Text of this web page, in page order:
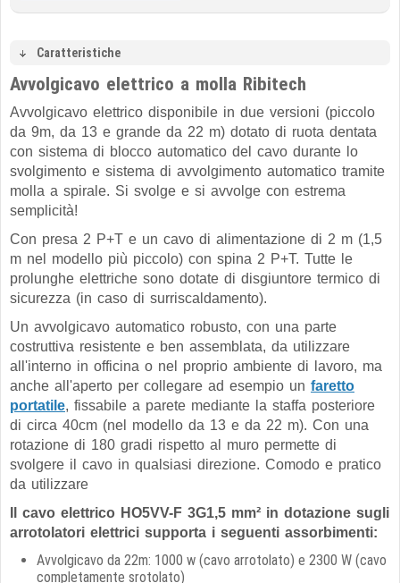
Caratteristiche
Avvolgicavo elettrico a molla Ribitech
Avvolgicavo elettrico disponibile in due versioni (piccolo
da 9m, da 13 e grande da 22 m) dotato di ruota dentata
con sistema di blocco automatico del cavo durante lo
svolgimento e sistema di avvolgimento automatico tramite
molla a spirale. Si svolge e si avvolge con estrema
semplicità!
Con presa 2 P+T e un cavo di alimentazione di 2 m (1,5
m nel modello più piccolo) con spina 2 P+T. Tutte le
prolunghe elettriche sono dotate di disgiuntore termico di
sicurezza (in caso di surriscaldamento).
Un avvolgicavo automatico robusto, con una parte
costruttiva resistente e ben assemblata, da utilizzare
all'interno in officina o nel proprio ambiente di lavoro, ma
anche all'aperto per collegare ad esempio un faretto
portatile, fissabile a parete mediante la staffa posteriore
di circa 40cm (nel modello da 13 e da 22 m). Con una
rotazione di 180 gradi rispetto al muro permette di
svolgere il cavo in qualsiasi direzione. Comodo e pratico
da utilizzare
Il cavo elettrico HO5VV-F 3G1,5 mm² in dotazione sugli
arrotolatori elettrici supporta i seguenti assorbimenti:
Avvolgicavo da 22m: 1000 w (cavo arrotolato) e 2300 W (cavo
completamente srotolato)